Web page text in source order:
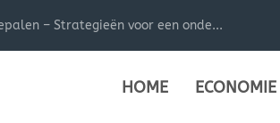
– Strategieën voor een onde...
HOME ECONOMIE